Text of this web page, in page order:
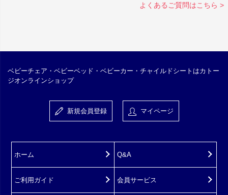
よくあるご質問はこちら >
ベビーチェア・ベビーベッド・ベビーカー・チャイルドシートはカトー
ジオンラインショップ
新規会員登録 マイページ
ホーム
ご利用ガイド
Q&A
会員サービス